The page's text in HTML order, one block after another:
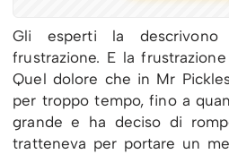
Gli esperti la descrivono
frustrazione. E la
Quel dolore che in Mr
per troppo tempo, fino a
grande e ha deciso di
tratteneva per portare un